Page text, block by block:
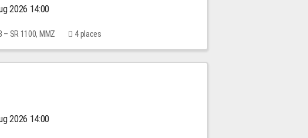
2026 14:00
– SR 1100, MMZ 4 places
2026 14:00